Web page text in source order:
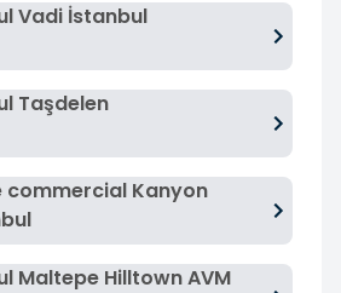
Vadi İstanbul
Taşdelen
commercial Kanyon
Maltepe Hilltown AVM